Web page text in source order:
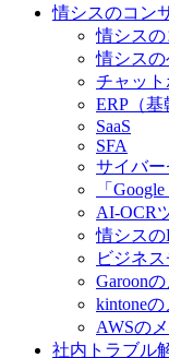
情シスのコン
情シス
情シス
チャット
ERP（
SaaS
SFA
サイバー
「
AI-OCR
情シスの
ビジネ
Garoon
kintone
AWSの
社内トラブル